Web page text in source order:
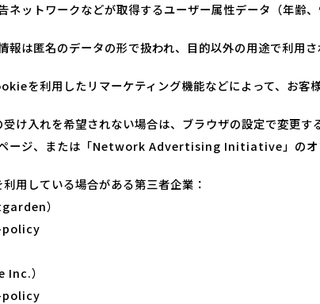
ネットワークなどが取得するユーザー属性データ（年齢
報は匿名のデータの形で扱われ、目的以外の用途で利用さ
を利用したリマーケティング機能などによって、お客
け入れを希望されない場合は、ブラウザの設定で変更
ージ、または「Network Advertising Initiative」のオプ
用している場合がある第三者企業：
）
Inc.）